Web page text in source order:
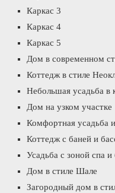
Каркас 3
Каркас 4
Каркас 5
Дом в современном
Коттедж в стиле
Небольшая усадьба в
Дом на узком участке
Комфортная усадьба
Коттедж с баней и
Усадьба с зоной спа и
Дом в стиле Шале
Загородный дом в